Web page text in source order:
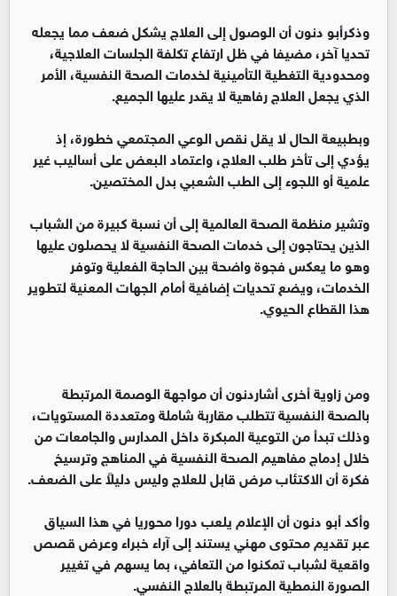
وذكرأبو دنون أن الوصول إلى العلاج يشكل ضعف مما يجعله
تحديا آخر، مضيفا في ظل ارتفاع تكلفة الجلسات العلاجية،
ومحدودية التغطية التأمينية لخدمات الصحة النفسية، الأمر
الذي يجعل العلاج رفاهية لا يقدر عليها الجميع.
وبطبيعة الحال لا يقل نقص الوعي المجتمعي خطورة، إذ
يؤدي إلى تأخر طلب العلاج، واعتماد البعض على أساليب غير
علمية أو اللجوء إلى الطب الشعبي بدل المختصين.
وتشير منظمة الصحة العالمية إلى أن نسبة كبيرة من الشباب
الذين يحتاجون إلى خدمات الصحة النفسية لا يحصلون عليها
وهو ما يعكس فجوة واضحة بين الحاجة الفعلية وتوفر
الخدمات، ويضع تحديات إضافية أمام الجهات المعنية لتطوير
هذا القطاع الحيوي.
ومن زاوية أخرى أشاردنون أن مواجهة الوصمة المرتبطة
بالصحة النفسية تتطلب مقاربة شاملة ومتعددة المستويات،
وذلك تبدأ من التوعية المبكرة داخل المدارس والجامعات من
خلال إدماج مفاهيم الصحة النفسية في المناهج وترسيخ
فكرة أن الاكتئاب مرض قابل للعلاج وليس دليلاً على الضعف.
وأكد أبو دنون أن الإعلام يلعب دورا محوريا في هذا السياق
عبر تقديم محتوى مهني يستند إلى آراء خبراء وعرض قصص
واقعية لشباب تمكنوا من التعافي، بما يسهم في تغيير
الصورة النمطية المرتبطة بالعلاج النفسي.